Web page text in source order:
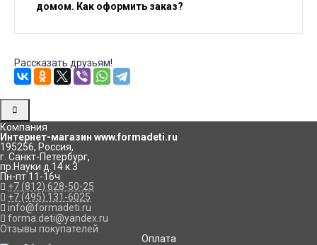
домом. Как оформить заказ?
Рассказать друзьям!
Компания
Интернет-магазин www.formadeti.ru
195256, Россия,
г. Санкт-Петербург,
пр.Науки д.14 к.3
Пн-пт 11-16ч
+7 (812) 628-50-25
+7 (495) 131-6025
info@formadeti.ru
forma.deti@yandex.ru
Отзывы покупателей
Оплата